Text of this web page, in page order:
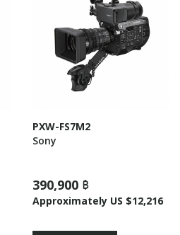
PXW-FS7M2
Sony
390,900 ฿
Approximately US $12,216